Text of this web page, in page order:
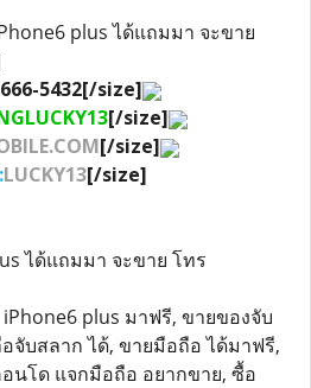
plus ได้แถมมา จะขาย
5432[/size]
[/size]
[/size]
LUCKY13[/size]
ได้แถมมา จะขาย โทร
plus มาฟรี, ขายของจับ
จับสลาก ได้, ขายมือถือ ได้มาฟรี,
นโด แจกมือถือ อยากขาย, ซื้อ